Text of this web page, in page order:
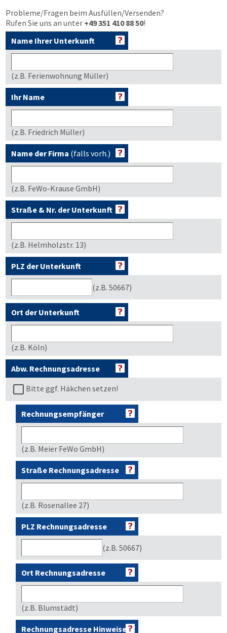
Probleme/Fragen beim Ausfüllen/Versenden?
Rufen Sie uns an unter +49 351 410 88 50!
Name Ihrer Unterkunft
(z.B. Ferienwohnung Müller)
Ihr Name
(z.B. Friedrich Müller)
Name der Firma (falls vorh.)
(z.B. FeWo-Krause GmbH)
Straße & Nr. der Unterkunft
(z.B. Helmholzstr. 13)
PLZ der Unterkunft
(z.B. 50667)
Ort der Unterkunft
(z.B. Köln)
Abw. Rechnungsadresse
Bitte ggf. Häkchen setzen!
Rechnungsempfänger
(z.B. Meier FeWo GmbH)
Straße Rechnungsadresse
(z.B. Rosenallee 27)
PLZ Rechnungsadresse
(z.B. 50667)
Ort Rechnungsadresse
(z.B. Blumstädt)
Rechnungsadresse Hinweise